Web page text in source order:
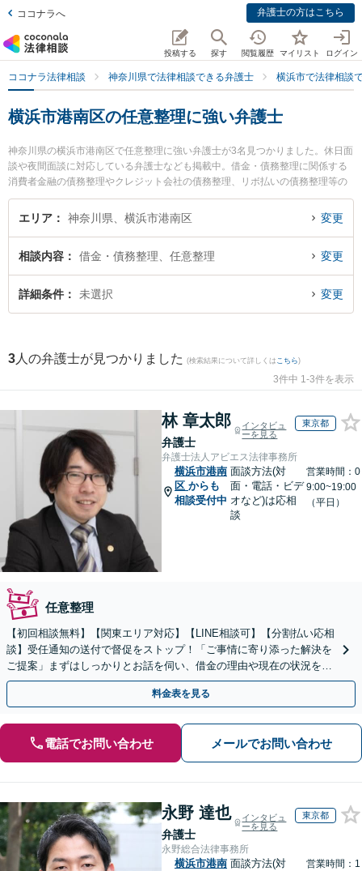
ココナラへ 弁護士の方はこちら
投稿する 探す 閲覧履歴 マイリスト ログイン
ココナラ法律相談 神奈川県で法律相談できる弁護士 横浜市で法律相談
横浜市港南区の任意整理に強い弁護士
神奈川県の横浜市港南区で任意整理に強い弁護士が3名見つかりました。休日面
談や夜間面談に対応している弁護士なども掲載中。借金・債務整理に関係する
消費者金融の債務整理やクレジット会社の債務整理、リボ払いの債務整理等の
細かな分野での絞り込み検索もでき便利です。特に上大岡法律事務所の石井 誠
弁護士や上大岡港南法律事務所の福島 利宗弁護士、上大岡法律事務所の藤井 建
に相談したい』『任意整理のトラブル解決の実績豊富な近くの弁護士を検索し
たい』『初回相談無料で任意整理を法律相談できる横浜市港南区内の弁護士に
相談予約したい』などでお困りの相談者さんにおすすめです。
エリア 神奈川県、横浜市港南区 変更
相談内容 借金・債務整理、任意整理 変更
詳細条件 未選択 変更
3 人の弁護士が見つかりました (検索結果について詳しくは こちら)
3件中 1-3件を表示
林 章太郎
弁護士
インタビュ
ーを見る
東京都
弁護士法人アビエス法律事務所
横浜市港南
区 からも
相談受付中
面談方法(対
面・電話・ビデ
オなど)は応相
談
営業時間：0
9:00~19:00
（平日）
任意整理
【初回相談無料】【関東エリア対応】【LINE相談可】【分割払い応相
談】受任通知の送付で督促をストップ！「ご事情に寄り添った解決を
ご提案」まずはしっかりとお話を伺い、借金の理由や現在の状況を丁
寧にお聞きするので、ぜひお気軽にご相談ください。
料金表を見る
電話でお問い合わせ メールでお問い合わせ
永野 達也
弁護士
インタビュ
ーを見る
東京都
永野総合法律事務所
横浜市港南 面談方法(対
営業時間：1